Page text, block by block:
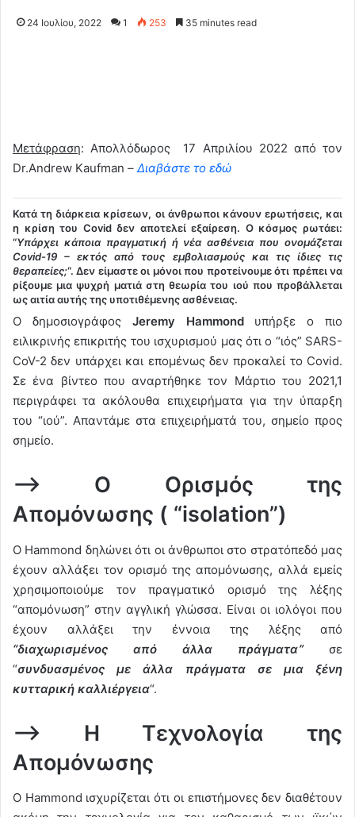
24 Ιουλίου, 2022 1 253 35 minutes read
Μετάφραση: Απολλόδωρος 17 Απριλίου 2022 από τον
Dr.Andrew Kaufman – Διαβάστε το εδώ
Κατά τη διάρκεια κρίσεων, οι άνθρωποι κάνουν ερωτήσεις, και
η κρίση του Covid δεν αποτελεί εξαίρεση. Ο κόσμος ρωτάει:
“Υπάρχει κάποια πραγματική ή νέα ασθένεια που ονομάζεται
Covid-19 – εκτός από τους εμβολιασμούς και τις ίδιες τις
θεραπείες;“. Δεν είμαστε οι μόνοι που προτείνουμε ότι πρέπει να
ρίξουμε μια ψυχρή ματιά στη θεωρία του ιού που προβάλλεται
ως αιτία αυτής της υποτιθέμενης ασθένειας.
Ο δημοσιογράφος Jeremy Hammondυπήρξε ο πιο
ειλικρινής επικριτής του ισχυρισμού μας ότι ο “ιός” SARS-
CoV-2 δεν υπάρχει και επομένως δεν προκαλεί το Covid.
Σε ένα βίντεο που αναρτήθηκε τον Μάρτιο του 2021,1
περιγράφει τα ακόλουθα επιχειρήματα για την ύπαρξη
του “ιού”. Απαντάμε στα επιχειρήματά του, σημείο προς
σημείο.
–> O Ορισμός της
Aπομόνωσης ( “isolation”)
Ο Hammond δηλώνει ότι οι άνθρωποι στο στρατόπεδό μας
έχουν αλλάξει τον ορισμό της απομόνωσης, αλλά εμείς
χρησιμοποιούμε τον πραγματικό ορισμό της λέξης
“απομόνωση” στην αγγλική γλώσσα. Είναι οι ιολόγοι που
έχουν αλλάξει την έννοια της λέξης από
“διαχωρισμένος από άλλα πράγματα” σε
“συνδυασμένος με άλλα πράγματα σε μια ξένη
κυτταρική καλλιέργεια“.
–> Η Τεχνολογία της
Απομόνωσης
Ο Hammond ισχυρίζεται ότι οι επιστήμονες δεν διαθέτουν